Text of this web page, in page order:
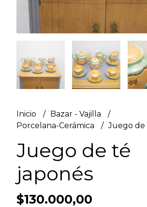
Inicio
Bazar - Vajilla
Porcelana-Cerámica
Juego de
Juego de té
japonés
$130.000,00